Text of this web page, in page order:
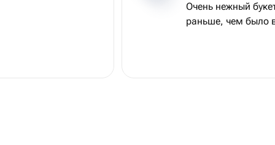
Очень нежный
раньше, чем было